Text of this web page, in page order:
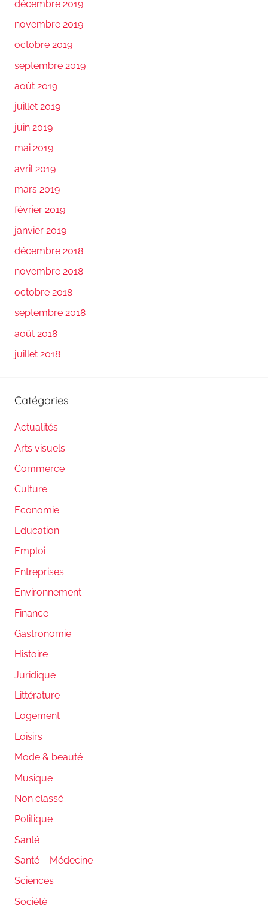
décembre 2019
novembre 2019
octobre 2019
septembre 2019
août 2019
juillet 2019
juin 2019
mai 2019
avril 2019
mars 2019
février 2019
janvier 2019
décembre 2018
novembre 2018
octobre 2018
septembre 2018
août 2018
juillet 2018
Catégories
Actualités
Arts visuels
Commerce
Culture
Economie
Education
Emploi
Entreprises
Environnement
Finance
Gastronomie
Histoire
Juridique
Littérature
Logement
Loisirs
Mode & beauté
Musique
Non classé
Politique
Santé
Santé – Médecine
Sciences
Société